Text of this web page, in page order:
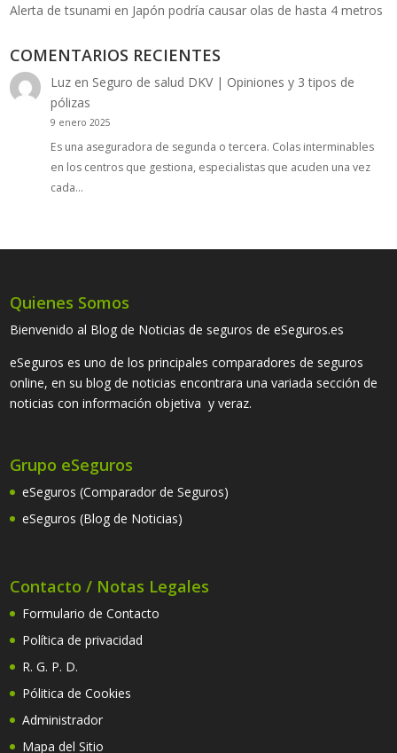
Alerta de tsunami en Japón podría causar olas de hasta 4 metros
COMENTARIOS RECIENTES
Luzen Seguro de salud DKV | Opiniones y 3 tipos de
pólizas
9 enero 2025
Es una aseguradora de segunda o tercera. Colas interminables
en los centros que gestiona, especialistas que acuden una vez
cada…
Quienes Somos
Bienvenido al Blog de Noticias de seguros de eSeguros.es
eSeguros es uno de los principales comparadores de seguros
online, en su blog de noticias encontrara una variada sección de
noticias con información objetiva y veraz.
Grupo eSeguros
eSeguros (Comparador de Seguros)
eSeguros (Blog de Noticias)
Contacto / Notas Legales
Formulario de Contacto
Política de privacidad
R. G. P. D.
Pólitica de Cookies
Administrador
Mapa del Sitio